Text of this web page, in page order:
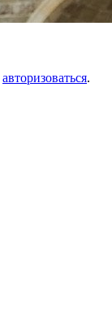
авторизоваться.